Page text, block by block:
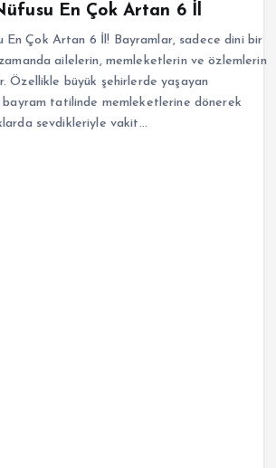
En Çok Artan 6 İl
En Çok Artan 6 İl! Bayramlar, sadece dini bir
ailelerin, memleketlerin ve özlemlerin
Özellikle büyük şehirlerde yaşayan
bayram tatilinde memleketlerine dönerek
sevdikleriyle vakit…